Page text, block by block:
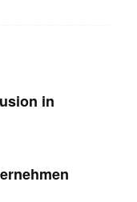
in